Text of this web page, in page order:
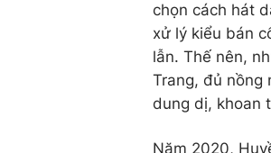
chọn cách hát
xử lý kiểu bán
lẫn. Thế nên,
Trang, đủ nồng
dung dị, khoan
Năm 2020,